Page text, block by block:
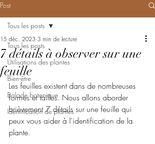
Post
Tous les posts
Utilisations des plantes
Bien-être
Balade botanique
Identification de plantes
Tous les posts
7 détails à observer sur une
feuille
15 déc. 2023 3 min de lecture
Les feuilles existent dans de nombreuses
formes et tailles. Nous allons aborder
brièvement 7 détails sur une feuille qui
peux vous aider à l'identification de la
plante.